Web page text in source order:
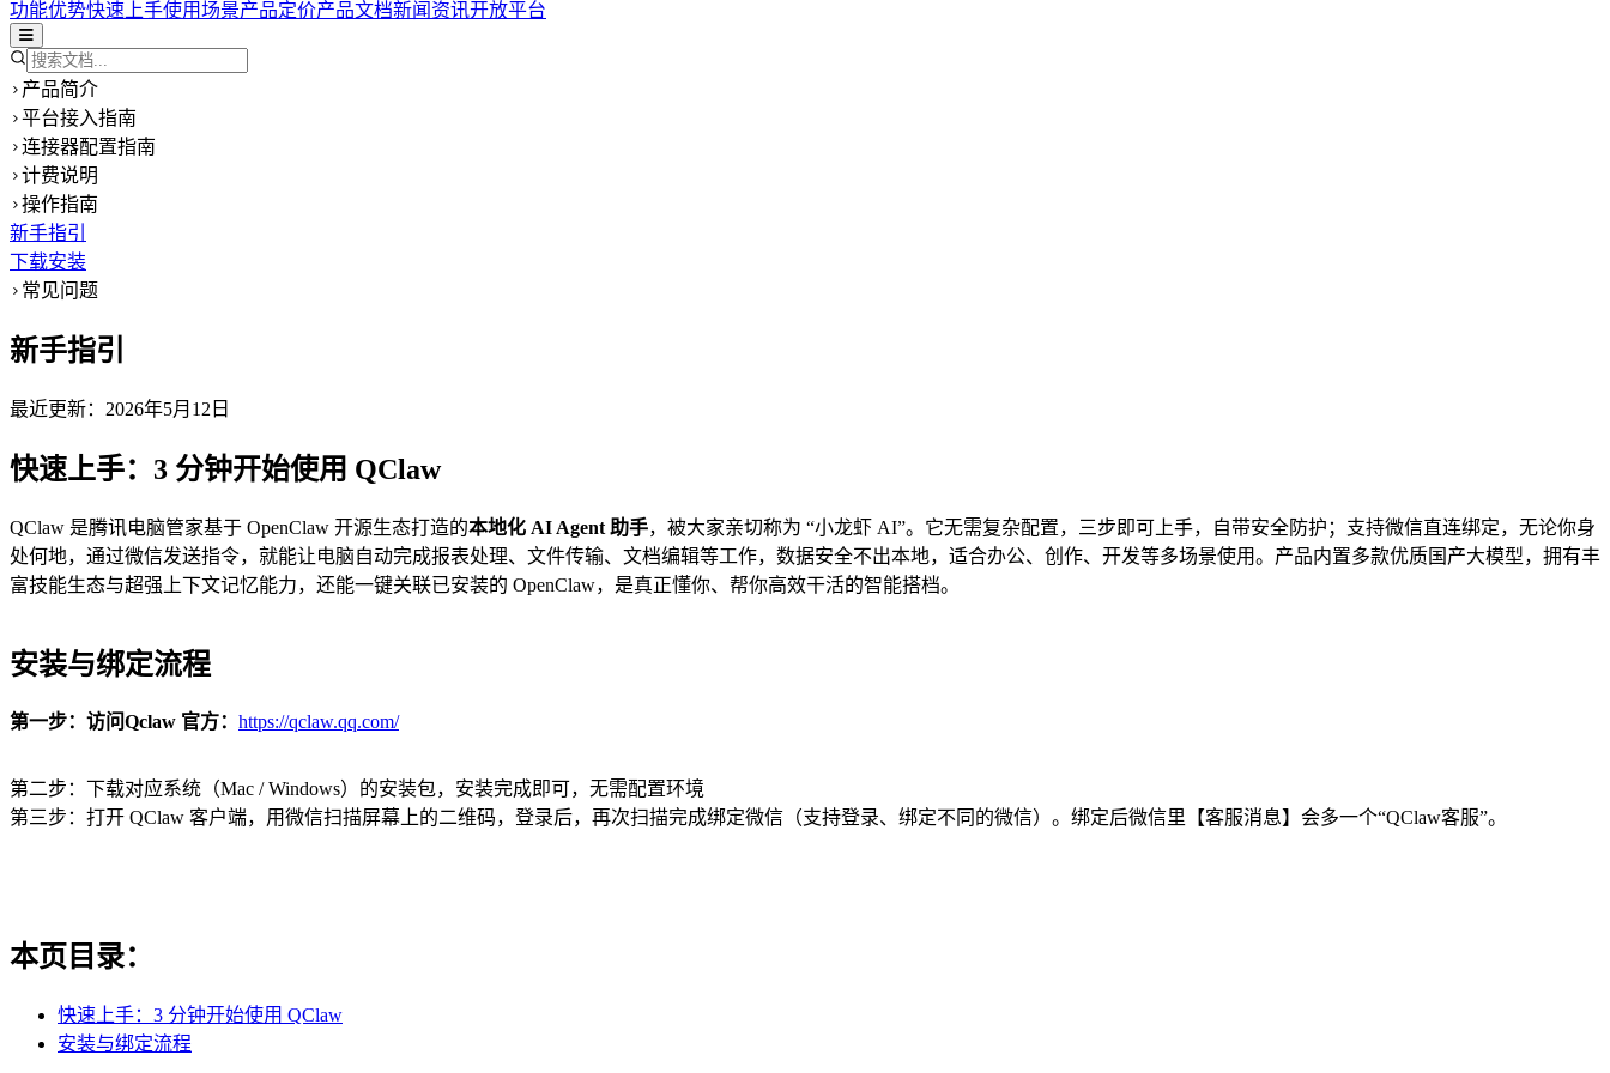
功能优势快速上手使用场景产品定价产品文档新闻资讯开放平台
产品简介
平台接入指南
连接器配置指南
计费说明
操作指南
新手指引
下载安装
常见问题
新手指引
最近更新： 2026年5月12日
快速上手：3 分钟开始使用 QClaw
QClaw 是腾讯电脑管家基于 OpenClaw 开源生态打造的本地化 AI Agent 助手，被大家亲切称为 “小龙虾 AI”。它无需复杂配置，三步即可上手，自带安全防护；支持微信直连绑定，无论你身
处何地，通过微信发送指令，就能让电脑自动完成报表处理、文件传输、文档编辑等工作，数据安全不出本地，适合办公、创作、开发等多场景使用。产品内置多款优质国产大模型，拥有丰
富技能生态与超强上下文记忆能力，还能一键关联已安装的 OpenClaw，是真正懂你、帮你高效干活的智能搭档。
安装与绑定流程
第一步：访问Qclaw 官方： https://qclaw.qq.com/
第二步：下载对应系统（Mac / Windows）的安装包，安装完成即可，无需配置环境
第三步：打开 QClaw 客户端，用微信扫描屏幕上的二维码，登录后，再次扫描完成绑定微信（支持登录、绑定不同的微信）。绑定后微信里【客服消息】会多一个“QClaw客服”。
本页目录：
快速上手：3 分钟开始使用 QClaw
安装与绑定流程